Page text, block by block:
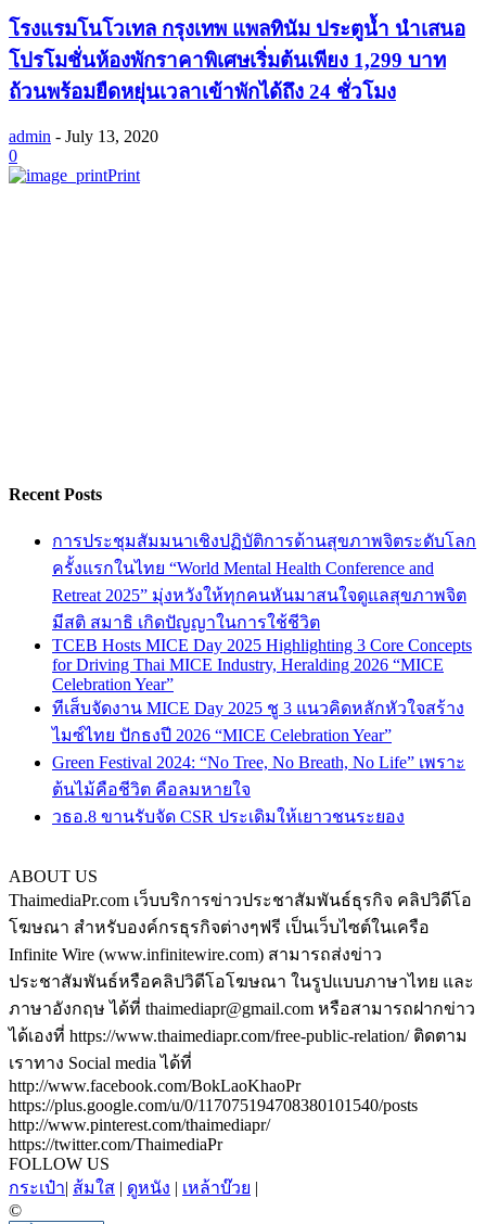
โรงแรมโนโวเทล กรุงเทพ แพลทินัม ประตูน้ำ นำเสนอ
โปรโมชั่นห้องพักราคาพิเศษเริ่มต้นเพียง 1,299 บาท
ถ้วนพร้อมยืดหยุ่นเวลาเข้าพักได้ถึง 24 ชั่วโมง
admin - July 13, 2020
0
Print
Recent Posts
การประชุมสัมมนาเชิงปฏิบัติการด้านสุขภาพจิตระดับโลก
ครั้งแรกในไทย “World Mental Health Conference and
Retreat 2025” มุ่งหวังให้ทุกคนหันมาสนใจดูแลสุขภาพจิต
มีสติ สมาธิ เกิดปัญญาในการใช้ชีวิต
TCEB Hosts MICE Day 2025 Highlighting 3 Core Concepts
for Driving Thai MICE Industry, Heralding 2026 “MICE
Celebration Year”
ทีเส็บจัดงาน MICE Day 2025 ชู 3 แนวคิดหลักหัวใจสร้าง
ไมซ์ไทย ปักธงปี 2026 “MICE Celebration Year”
Green Festival 2024: “No Tree, No Breath, No Life” เพราะ
ต้นไม้คือชีวิต คือลมหายใจ
วธอ.8 ขานรับจัด CSR ประเดิมให้เยาวชนระยอง
ABOUT US
ThaimediaPr.com เว็บบริการข่าวประชาสัมพันธ์ธุรกิจ คลิปวิดีโอ
โฆษณา สำหรับองค์กรธุรกิจต่างๆฟรี เป็นเว็บไซต์ในเครือ
Infinite Wire (www.infinitewire.com) สามารถส่งข่าว
ประชาสัมพันธ์หรือคลิปวิดีโอโฆษณา ในรูปแบบภาษาไทย และ
ภาษาอังกฤษ ได้ที่ thaimediapr@gmail.com หรือสามารถฝากข่าว
ได้เองที่ https://www.thaimediapr.com/free-public-relation/ ติดตาม
เราทาง Social media ได้ที่
http://www.facebook.com/BokLaoKhaoPr
https://plus.google.com/u/0/117075194708380101540/posts
http://www.pinterest.com/thaimediapr/
https://twitter.com/ThaimediaPr
FOLLOW US
กระเป๋า| ส้มใส | ดูหนัง | เหล้าบ๊วย |
©